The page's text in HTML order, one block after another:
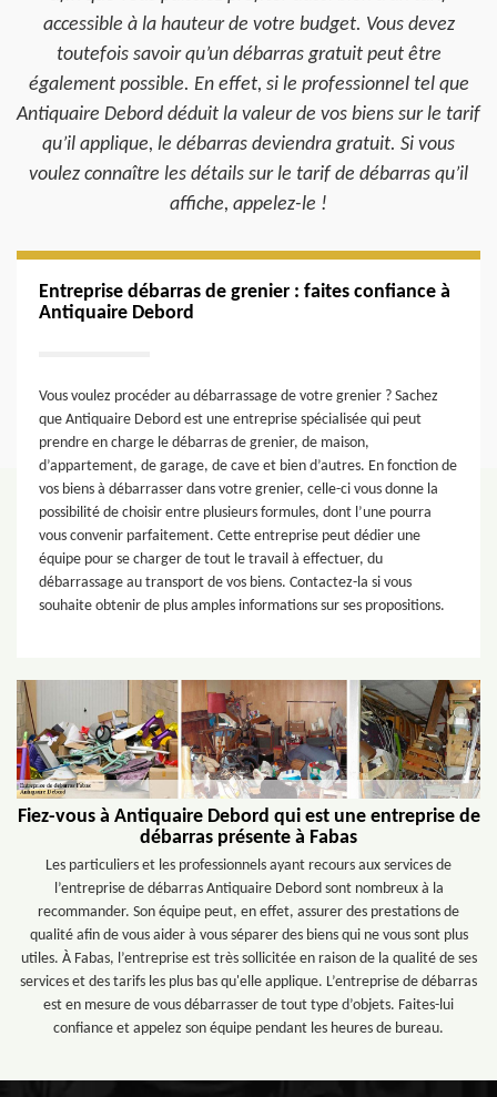
accessible à la hauteur de votre budget. Vous devez
toutefois savoir qu’un débarras gratuit peut être
également possible. En effet, si le professionnel tel que
Antiquaire Debord déduit la valeur de vos biens sur le tarif
qu’il applique, le débarras deviendra gratuit. Si vous
voulez connaître les détails sur le tarif de débarras qu’il
affiche, appelez-le !
Entreprise débarras de grenier : faites confiance à
Antiquaire Debord
Vous voulez procéder au débarrassage de votre grenier ? Sachez
que Antiquaire Debord est une entreprise spécialisée qui peut
prendre en charge le débarras de grenier, de maison,
d’appartement, de garage, de cave et bien d’autres. En fonction de
vos biens à débarrasser dans votre grenier, celle-ci vous donne la
possibilité de choisir entre plusieurs formules, dont l’une pourra
vous convenir parfaitement. Cette entreprise peut dédier une
équipe pour se charger de tout le travail à effectuer, du
débarrassage au transport de vos biens. Contactez-la si vous
souhaite obtenir de plus amples informations sur ses propositions.
Fiez-vous à Antiquaire Debord qui est une entreprise de
débarras présente à Fabas
Les particuliers et les professionnels ayant recours aux services de
l’entreprise de débarras Antiquaire Debord sont nombreux à la
recommander. Son équipe peut, en effet, assurer des prestations de
qualité afin de vous aider à vous séparer des biens qui ne vous sont plus
utiles. À Fabas, l’entreprise est très sollicitée en raison de la qualité de ses
services et des tarifs les plus bas qu'elle applique. L’entreprise de débarras
est en mesure de vous débarrasser de tout type d’objets. Faites-lui
confiance et appelez son équipe pendant les heures de bureau.